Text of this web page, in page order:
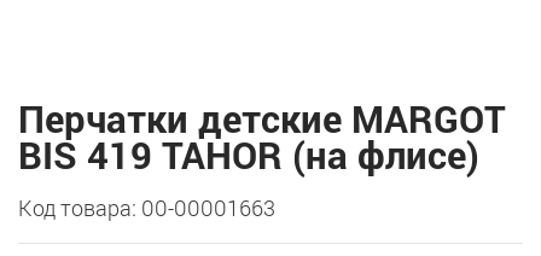
Перчатки детские MARGOT
BIS 419 TAHOR (на флисе)
Код товара: 00-00001663